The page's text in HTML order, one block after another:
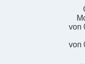
von
von